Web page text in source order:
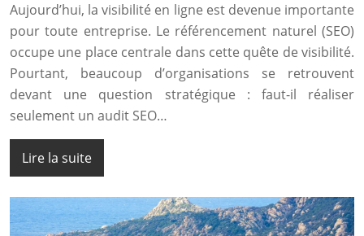
Aujourd’hui, la visibilité en ligne est devenue importante
pour toute entreprise. Le référencement naturel (SEO)
occupe une place centrale dans cette quête de visibilité.
Pourtant, beaucoup d’organisations se retrouvent
devant une question stratégique : faut-il réaliser
seulement un audit SEO…
Lire la suite